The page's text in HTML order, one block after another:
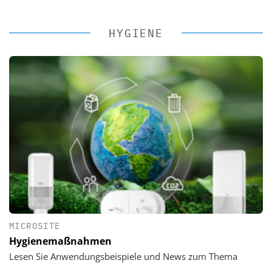
HYGIENE
MICROSITE
Hygienemaßnahmen
Lesen Sie Anwendungsbeispiele und News zum Thema